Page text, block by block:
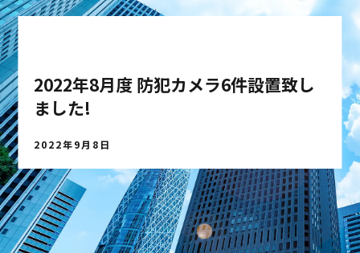
2022年8月度 防犯カメラ6件設置致し
ました!
2022年9月8日